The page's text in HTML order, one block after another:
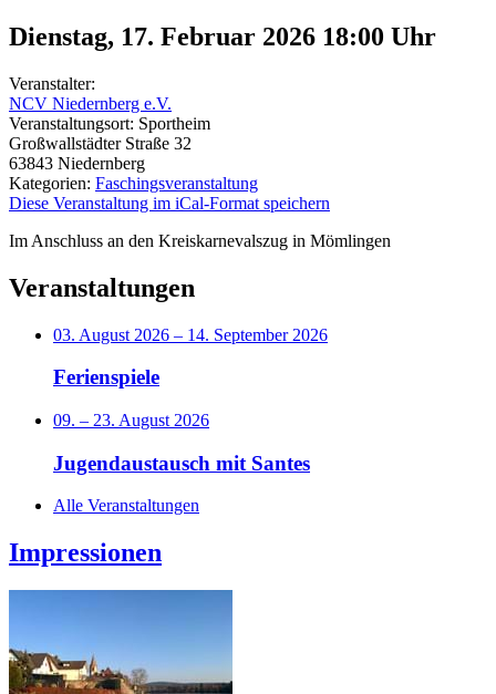
Dienstag, 17. Februar 2026 18:00 Uhr
Veranstalter:
NCV Niedernberg e.V.
Veranstaltungsort: Sportheim
Großwallstädter Straße 32
63843 Niedernberg
Kategorien: Faschingsveranstaltung
Diese Veranstaltung im iCal-Format speichern
Im Anschluss an den Kreiskarnevalszug in Mömlingen
Veranstaltungen
03. August 2026 – 14. September 2026
Ferienspiele
09. – 23. August 2026
Jugendaustausch mit Santes
Alle Veranstaltungen
Impressionen